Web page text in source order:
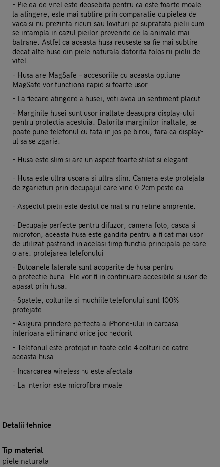
- Pielea de vitel este deosebita pentru ca este foarte moale
la atingere, este mai subtire prin comparatie cu pielea de
vaca si nu prezinta riduri sau lovituri pe suprafata pielii cum
se intampla in cazul pieilor provenite de la animale mai
batrane. Astfel ca aceasta husa reuseste sa fie mai subtire
decat alte huse din piele naturala datorita folosirii pielii de
vitel.
- Husa are MagSafe – accesoriile cu aceasta optiune
MagSafe vor functiona rapid si foarte usor
- La fiecare atingere a husei, veti avea un sentiment placut
- Marginile husei sunt usor inaltate deasupra display-ului
pentru protectia acestuia. Datorita marginilor inaltate, se
poate pune telefonul cu fata in jos pe birou, fara ca display-
ul sa se zgarie.
- Husa este slim si are un aspect foarte stilat si elegant
- Husa este ultra usoara si ultra slim. Camera este protejata
de zgarieturi prin decupajul care vine 0.2cm peste ea
- Aspectul pielii este destul de mat si nu retine amprente.
- Decupaje perfecte pentru difuzor, camera foto, casca si
microfon, aceasta husa este gandita pentru a fi cat mai usor
de utilizat pastrand in acelasi timp functia principala pe care
o are: protejarea telefonului
- Butoanele laterale sunt acoperite de husa pentru
o protectie buna. Ele vor fi in continuare accesibile si usor de
apasat prin husa.
- Spatele, colturile si muchiile telefonului sunt 100%
protejate
- Asigura prindere perfecta a iPhone-ului in carcasa
interioara eliminand orice joc nedorit
- Telefonul este protejat in toate cele 4 colturi de catre
aceasta husa
- Incarcarea wireless nu este afectata
- La interior este microfibra moale
Detalii tehnice
Tip material
piele naturala